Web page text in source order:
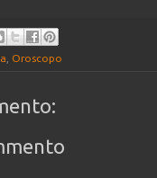
Oroscopo